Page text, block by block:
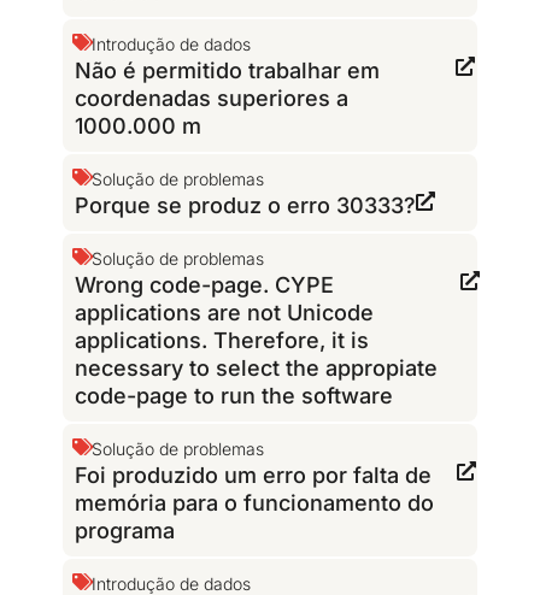
Introdução de dados
Não é permitido trabalhar em
coordenadas superiores a
1000.000 m
Solução de problemas
Porque se produz o erro 30333?
Solução de problemas
Wrong code-page. CYPE
applications are not Unicode
applications. Therefore, it is
necessary to select the appropiate
code-page to run the software
Solução de problemas
Foi produzido um erro por falta de
memória para o funcionamento do
programa
Introdução de dados